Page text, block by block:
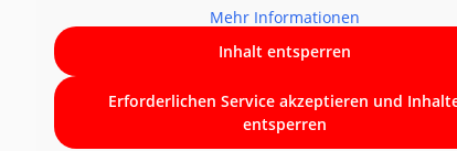
Mehr Informationen
Inhalt entsperren
Erforderlichen Service akzeptieren und
entsperren